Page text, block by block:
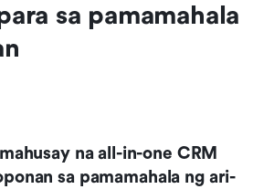
sa pamamahala
na all-in-one CRM
sa pamamahala ng ari-